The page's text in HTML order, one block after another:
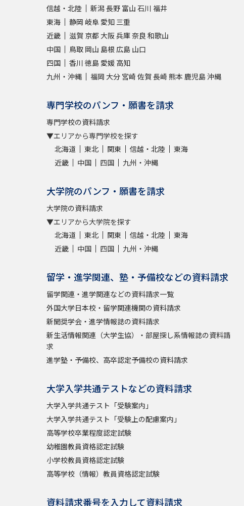
信越・北陸
新潟長野 富山 石川 福井
東海
静岡 岐阜 愛知 三重
近畿
滋賀 京都 大阪兵庫奈良 和歌山
中国
鳥取 岡山 島根 広島 山口
四国
香川 徳島 愛媛 高知
九州・沖縄
福岡 大分 宮崎 佐賀 長崎 熊本 鹿児島沖縄
専門学校のパンフ・願書を請求
専門学校の資料請求
▼エリアから専門学校を探す
北海道
東北 関東 信越・北陸
東海
近畿
中国 四国 九州・沖縄
大学院のパンフ・願書を請求
大学院の資料請求
▼エリアから大学院を探す
北海道
東北 関東 信越・北陸
東海
近畿
中国 四国 九州・沖縄
留学・進学関連、塾・予備校などの資料請求
留学関連・進学関連などの資料請求一覧
外国大学日本校・留学関連機関の資料請求
新聞奨学会・進学情報誌の資料請求
新生活情報関連（大学生協）・部屋探し系情報誌の資料請
求
進学塾・予備校、高卒認定予備校の資料請求
大学入学共通テストなどの資料請求
大学入学共通テスト「受験案内」
大学入学共通テスト「受験上の配慮案内」
高等学校卒業程度認定試験
幼稚園教員資格認定試験
小学校教員資格認定試験
高等学校（情報）教員資格認定試験
資料請求番号を入力して資料請求